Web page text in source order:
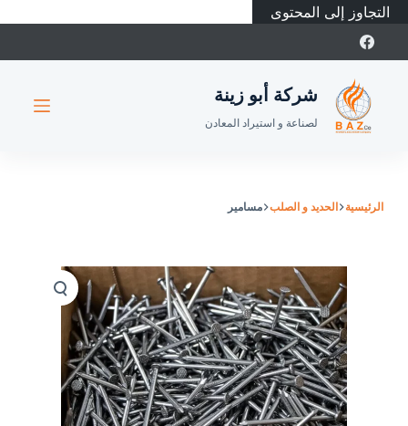
التجاوز إلى المحتوى
شركة أبو زينة
لصناعة و استيراد المعادن
الرئيسية الحديد و الصلب مسامير